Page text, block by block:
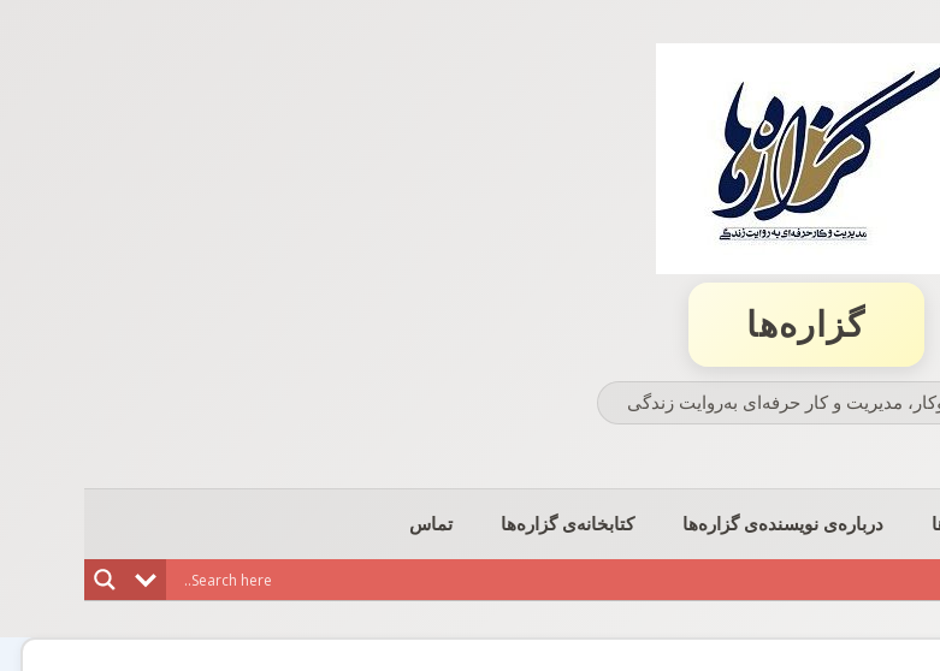
گزاره‌ها
مدیریت و كار حرفه‌ای به‌روایت زندگی
درباره‌ی نویسنده‌ی گزاره‌ها کتابخانه‌ی گزاره‌ها تماس